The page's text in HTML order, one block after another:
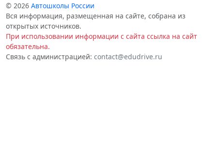
© 2026 Автошколы России
Вся информация, размещенная на сайте, собрана из
открытых источников.
При использовании информации с сайта ссылка на сайт
обязательна.
Связь с администрацией: contact@edudrive.ru